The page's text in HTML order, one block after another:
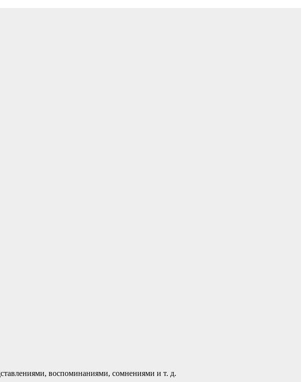
воспоминаниями, сомнениями и т. д.